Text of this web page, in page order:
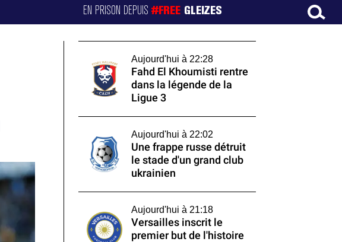
EN PRISON DEPUIS#FREE GLEIZES
Aujourd'hui à 22:28
Fahd El Khoumisti rentre
dans la légende de la
Ligue 3
Aujourd'hui à 22:02
Une frappe russe détruit
le stade d'un grand club
ukrainien
Aujourd'hui à 21:18
Versailles inscrit le
premier but de l'histoire